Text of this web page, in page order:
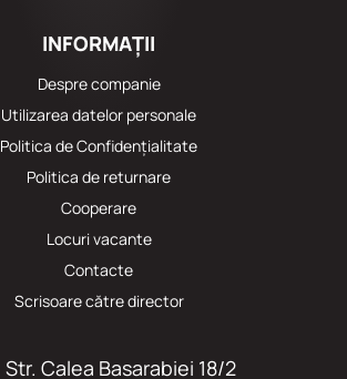
INFORMAȚII
Despre companie
Utilizarea datelor personale
Politica de Confidențialitate
Politica de returnare
Cooperare
Locuri vacante
Сontacte
Scrisoare către director
Str. Calea Basarabiei 18/2